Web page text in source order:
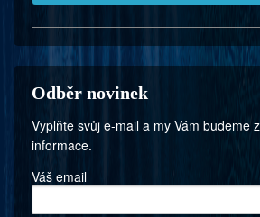
Odběr novinek
Vyplňte svůj e-mail a my Vám budeme
informace.
Váš email